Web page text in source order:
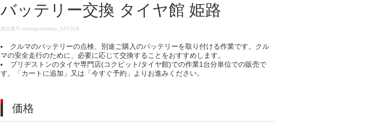
バッテリー交換 タイヤ館 姫路
DETAILS
商品番号change-battery_SP7318
クルマのバッテリーの点検、別途ご購入のバッテリーを取り付ける作業です。クル
マの安全走行のために、必要に応じて交換することをおすすめします。
ブリヂストンのタイヤ専門店(コクピット/タイヤ館)での作業1台分単位での販売で
す。「カートに追加」又は「今すぐ予約」よりお進みください。
価格